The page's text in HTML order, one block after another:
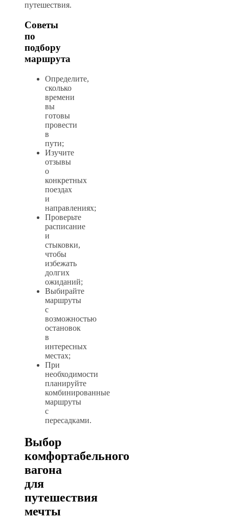
путешествия.
Советы
по
подбору
маршрута
Определите,
сколько
времени
вы
готовы
провести
в
пути;
Изучите
отзывы
о
конкретных
поездах
и
направлениях;
Проверьте
расписание
и
стыковки,
чтобы
избежать
долгих
ожиданий;
Выбирайте
маршруты
с
возможностью
остановок
в
интересных
местах;
При
необходимости
планируйте
комбинированные
маршруты
с
пересадками.
Выбор
комфортабельного
вагона
для
путешествия
мечты